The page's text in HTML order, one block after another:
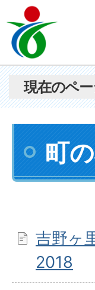
現在のペ
町
吉野ヶ
2018